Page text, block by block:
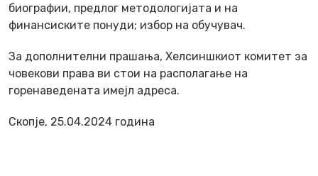
биографии, предлог методологијата и на
финансиските понуди; избор на обучувач.
За дополнителни прашања, Хелсиншкиот комитет за
човекови права ви стои на располагање на
горенаведената имејл адреса.
Скопје, 25.04.2024 година